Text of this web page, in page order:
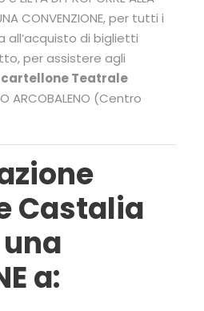
CONVENZIONE, per tutti i
all’acquisto di biglietti
per assistere agli
cartellone Teatrale
ARCOBALENO (Centro
Castalia
a: